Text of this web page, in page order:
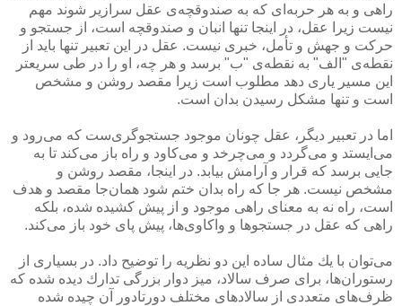
راهی و به هر حربه‌ای كه به صندوقچه‌ی عقل سرازیر شوند مهم
نیست زیرا عقل، در اینجا تنها انبان و صندوقچه است، از جستجو و
حركت و جهش و تأمل، خبری نیست. عقل در این تعبیر تنها باید از
نقطه‌ی "الف" به نقطه‌ی "ب" برسد و هر چه، او را در طی سریعتر
این مسیر یاری دهد مطلوب است زیرا مقصد روشن و مشخص
است و تنها مشكل رسیدن بدان است.
اما در تعبیر دیگر، عقل چونان موجود جستجوگری‌ست كه می‌رود و
می‌ایستد و می‌گردد و می‌چرخد و می‌كاود و راه باز می‌كند تا به
جایی برسد كه قرار و آرامش بیابد. در اینجا، مقصد روشن و
مشخص نیست. هر جا كه راه بدان ختم شود همان‌جا مقصد و هدف
است، راه نه به معنای راهی موجود و از پیش كشیده شده، بلكه
راهی كه عقل در جستجوها و واكاوی‌ها، پیش پای خود باز می‌كند.
می‌توان با یك مثال ساده این دو نظریه را توضیح داد. در بسیاری از
رستوران‌ها، برای صرف سالاد، میز دوار بزرگی تدارك دیده شده كه
ظرف‌های متعددی از سالادهای مختلف دورتادور آن چیده شده